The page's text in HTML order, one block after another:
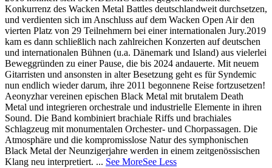
Konkurrenz des Wacken Metal Battles deutschlandweit durchsetzen,
und verdienten sich im Anschluss auf dem Wacken Open Air den
vierten Platz von 29 Teilnehmern bei einer internationalen Jury.2019
kam es dann schließlich nach zahlreichen Konzerten auf deutschen
und internationalen Bühnen (u.a. Dänemark und Island) aus vielerlei
Beweggründen zu einer Pause, die bis 2024 andauerte. Mit neuem
Gitarristen und ansonsten in alter Besetzung geht es für Syndemic
nun endlich wieder darum, ihre 2011 begonnene Reise fortzusetzen!
Aeonyzhar vereinen epischen Black Metal mit brutalem Death
Metal und integrieren orchestrale und industrielle Elemente in ihren
Sound. Die Band kombiniert brachiale Riffs und brachiales
Schlagzeug mit monumentalen Orchester- und Chorpassagen. Die
Atmosphäre und die kompromisslose Natur des symphonischen
Black Metal der Neunzigerjahre werden in einem zeitgenössischen
Klang neu interpretiert. ... See MoreSee Less